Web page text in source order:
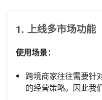
1. 上线多市场功能
使用场景：
跨境商家往往需要针
的经营策略。因此我